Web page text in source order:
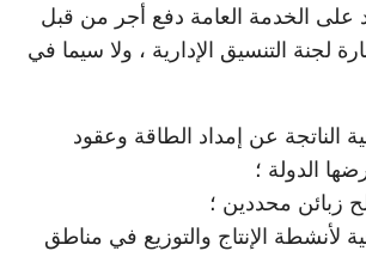
على الخدمة العامة دفع أجر من قبل
لجنة التنسيق الإدارية ، ولا سيما في
الناتجة عن إمداد الطاقة وعقود
الدولة ؛
زبائن محددين ؛
لأنشطة الإنتاج والتوزيع في مناطق